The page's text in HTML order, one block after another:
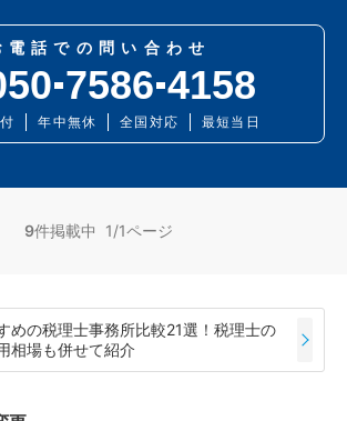
電話での問い合わせ
7586 4158
年中無休 全国対応 最短当日
9件掲載中 1/1ページ
めの税理士事務所比較21選！税理士の
相場も併せて紹介